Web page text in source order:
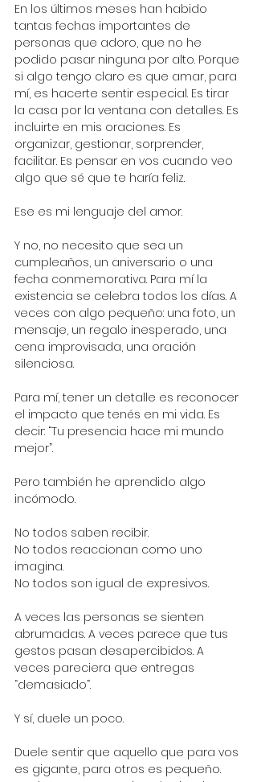
En los últimos meses han habido
tantas fechas importantes de
personas que adoro, que no he
podido pasar ninguna por alto. Porque
si algo tengo claro es que amar, para
mí, es hacerte sentir especial. Es tirar
la casa por la ventana con detalles. Es
incluirte en mis oraciones. Es
organizar, gestionar, sorprender,
facilitar. Es pensar en vos cuando veo
algo que sé que te haría feliz.
Ese es mi lenguaje del amor.
Y no, no necesito que sea un
cumpleaños, un aniversario o una
fecha conmemorativa. Para mí la
existencia se celebra todos los días. A
veces con algo pequeño: una foto, un
mensaje, un regalo inesperado, una
cena improvisada, una oración
silenciosa.
Para mí, tener un detalle es reconocer
el impacto que tenés en mi vida. Es
decir: “Tu presencia hace mi mundo
mejor”.
Pero también he aprendido algo
incómodo.
No todos saben recibir.
No todos reaccionan como uno
imagina.
No todos son igual de expresivos.
A veces las personas se sienten
abrumadas. A veces parece que tus
gestos pasan desapercibidos. A
veces pareciera que entregas
“demasiado”.
Y sí, duele un poco.
Duele sentir que aquello que para vos
es gigante, para otros es pequeño.